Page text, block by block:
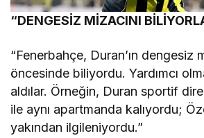
“DENGESİZ MİZACINI
“Fenerbahçe, Duran’ın dengesiz
öncesinde biliyordu. Yardımcı
aldılar. Örneğin, Duran sportif
ile aynı apartmanda kalıyordu;
yakından ilgileniyordu.”